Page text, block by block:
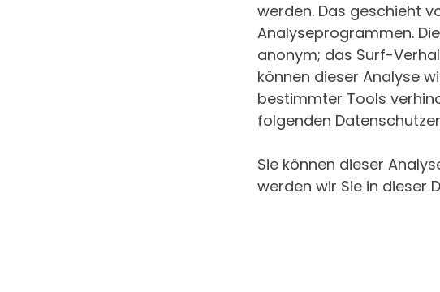
werden. Das geschieht
Analyseprogrammen.
anonym; das Surf-
können dieser Analyse
bestimmter Tools
folgenden
Sie können dieser
werden wir Sie in dieser